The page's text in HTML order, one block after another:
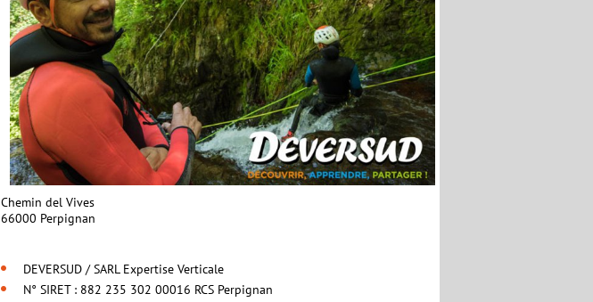
Chemin del Vives
66000 Perpignan
DEVERSUD / SARL Expertise Verticale
N° SIRET : 882 235 302 00016 RCS Perpignan